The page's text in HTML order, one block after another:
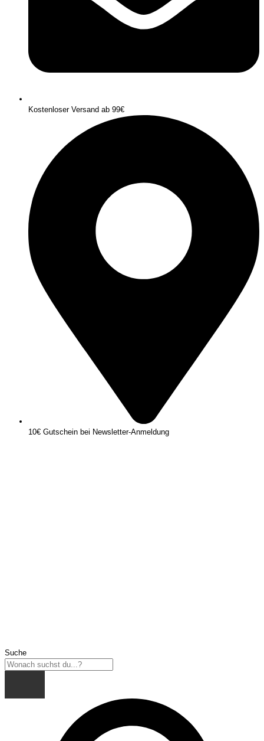
Kostenloser Versand ab 99€
10€ Gutschein bei Newsletter-Anmeldung
Suche